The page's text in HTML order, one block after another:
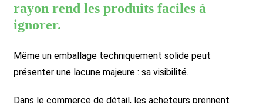
rayon rend les produits faciles à
ignorer.
Même un emballage techniquement solide peut
présenter une lacune majeure : sa visibilité.
Dans le commerce de détail, les acheteurs prennent